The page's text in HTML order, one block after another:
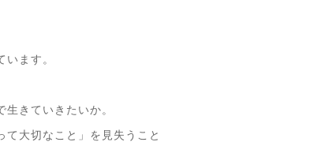
ます。
きていきたいか。
大切なこと」を見失うこと